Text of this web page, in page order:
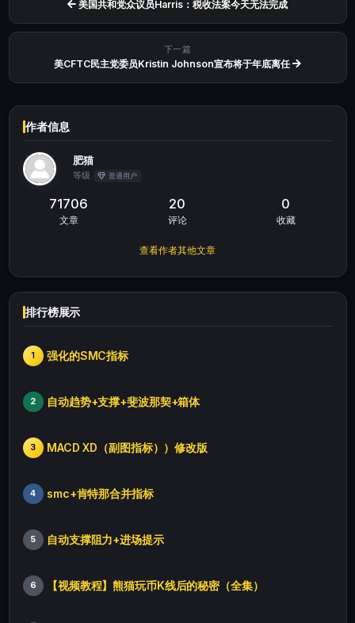
美国共和党众议员Harris：税收法案今天无法完成
下一篇
美CFTC民主党委员Kristin Johnson宣布将于年底离任
作者信息
肥猫
等级 普通用户
71706
文章
20
评论
0
收藏
查看作者其他文章
排行榜展示
1 强化的SMC指标
2 自动趋势+支撑+斐波那契+箱体
3 MACD XD（副图指标））修改版
4 smc+肯特那合并指标
5 自动支撑阻力+进场提示
6 【视频教程】熊猫玩币K线后的秘密（全集）